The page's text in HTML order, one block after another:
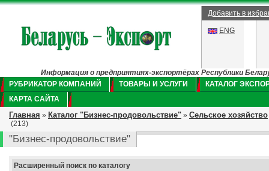
Добавить в
ENG
Информация о предприятиях-экспортёрах Республики
РУБРИКАТОР КОМПАНИЙ
ТОВАРЫ И УСЛУГИ
КАТАЛОГ
КАРТА САЙТА
Главная » Каталог "Бизнес-продовольствие" » Сельское хозяйство
(213)
"Бизнес-продовольствие"
Расширенный поиск по каталогу